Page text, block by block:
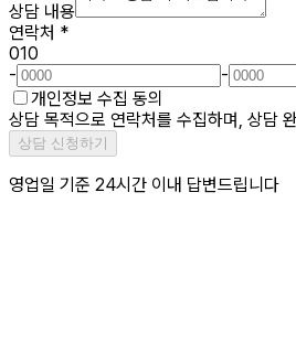
상담 내용
연락처 *
010
-
-
개인정보 수집 동의
상담 목적으로 연락처를 수집하며, 상담
상담 신청하기
영업일 기준 24시간 이내 답변드립니다